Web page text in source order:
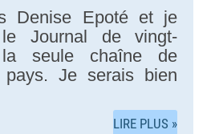
Denise Epoté et je
le Journal de vingt-
seule chaîne de
Je serais bien
LIRE PLUS »